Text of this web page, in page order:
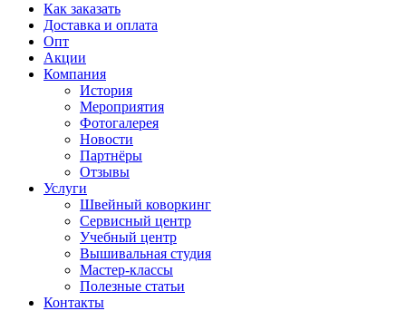
Как заказать
Доставка и оплата
Опт
Акции
Компания
История
Мероприятия
Фотогалерея
Новости
Партнёры
Отзывы
Услуги
Швейный коворкинг
Сервисный центр
Учебный центр
Вышивальная студия
Мастер-классы
Полезные статьи
Контакты